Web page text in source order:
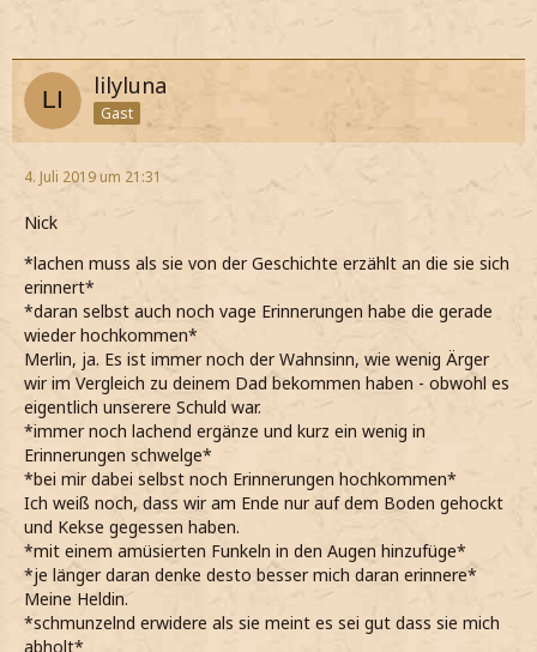
lilyluna
Gast
4. Juli 2019 um 21:31
Nick
*lachen muss als sie von der Geschichte erzählt an die sie sich
erinnert*
*daran selbst auch noch vage Erinnerungen habe die gerade
wieder hochkommen*
Merlin, ja. Es ist immer noch der Wahnsinn, wie wenig Ärger
wir im Vergleich zu deinem Dad bekommen haben - obwohl es
eigentlich unserere Schuld war.
*immer noch lachend ergänze und kurz ein wenig in
Erinnerungen schwelge*
*bei mir dabei selbst noch Erinnerungen hochkommen*
Ich weiß noch, dass wir am Ende nur auf dem Boden gehockt
und Kekse gegessen haben.
*mit einem amüsierten Funkeln in den Augen hinzufüge*
*je länger daran denke desto besser mich daran erinnere*
Meine Heldin.
*schmunzelnd erwidere als sie meint es sei gut dass sie mich
abholt*